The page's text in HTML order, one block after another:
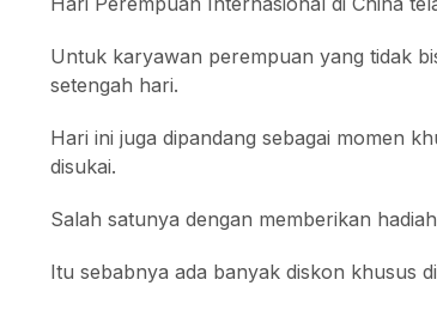
Untuk karyawan perempuan yang tidak
setengah hari.
Hari ini juga dipandang sebagai momen
disukai.
Salah satunya dengan memberikan
Itu sebabnya ada banyak diskon khusus